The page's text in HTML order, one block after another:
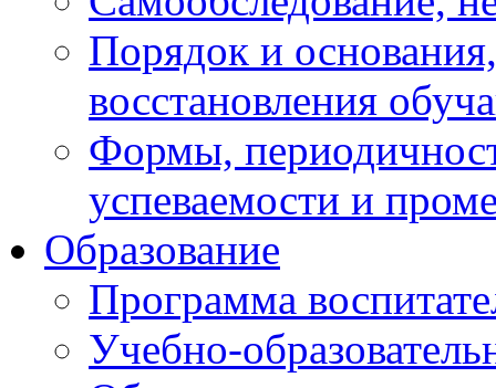
Порядок и
восстановления
Формы,
успеваемости и
Образование
Программа
Учебно-